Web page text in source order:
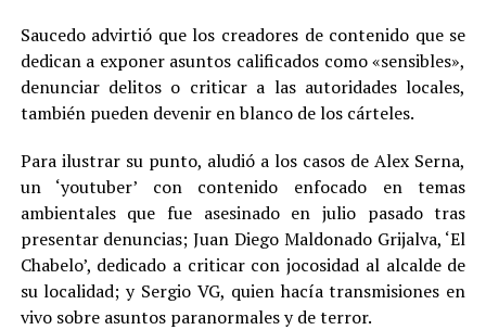
Saucedo advirtió que los creadores de contenido que se
dedican a exponer asuntos calificados como «sensibles»,
denunciar delitos o criticar a las autoridades locales,
también pueden devenir en blanco de los cárteles.
Para ilustrar su punto, aludió a los casos de Alex Serna,
un ‘youtuber’ con contenido enfocado en temas
ambientales que fue asesinado en julio pasado tras
presentar denuncias; Juan Diego Maldonado Grijalva, ‘El
Chabelo’, dedicado a criticar con jocosidad al alcalde de
su localidad; y Sergio VG, quien hacía transmisiones en
vivo sobre asuntos paranormales y de terror.